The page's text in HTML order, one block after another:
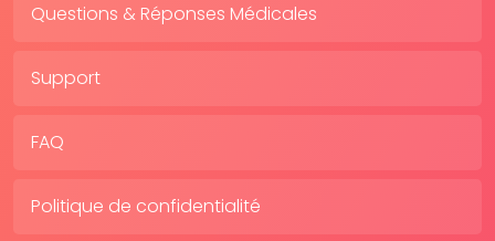
Questions & Réponses Médicales
Support
FAQ
Politique de confidentialité